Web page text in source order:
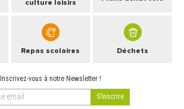
culture loisirs
Repas scolaires Déchets
Inscrivez-vous à notre Newsletter !